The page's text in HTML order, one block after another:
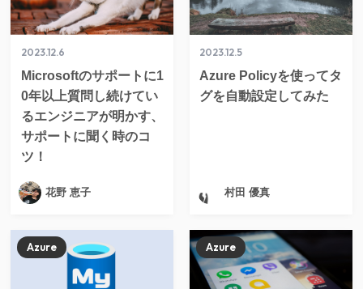
2023.12.6
Microsoftのサポートに1
0年以上質問し続けてい
るエンジニアが明かす、
サポートに聞く時のコ
ツ！
花野 恵子
2023.12.5
Azure Policyを使ってタ
グを自動設定してみた
村田 優真
Azure Azure